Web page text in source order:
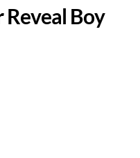
Reveal Boy